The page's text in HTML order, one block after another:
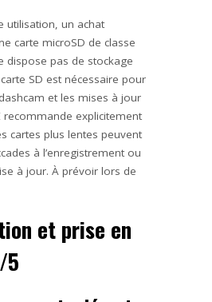
utilisation, un achat
carte microSD de classe
dispose pas de stockage
SD est nécessaire pour
et les mises à jour
recommande explicitement
cartes plus lentes peuvent
à l’enregistrement ou
à jour. À prévoir lors de
et prise en
5